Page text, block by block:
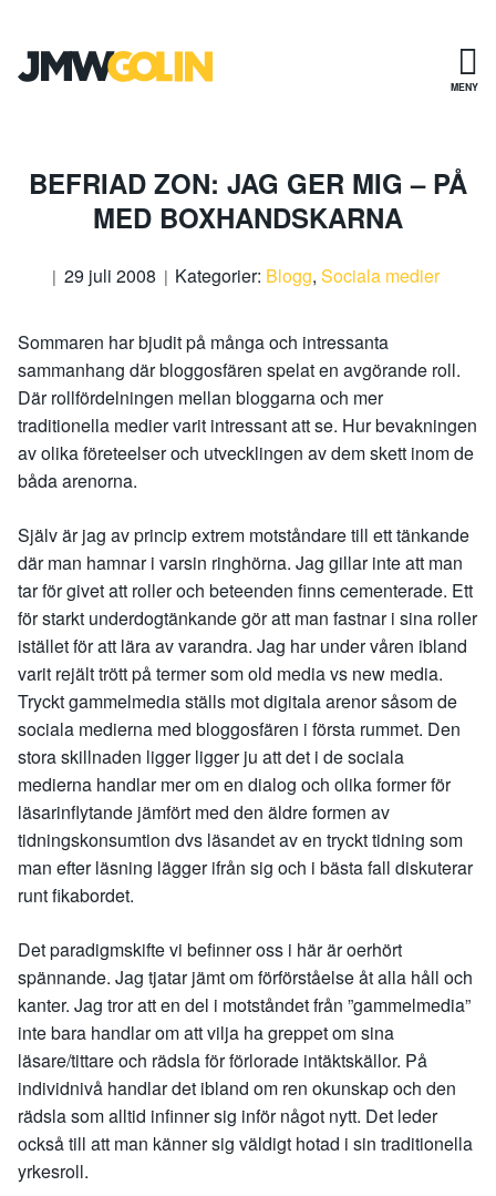
innehåll
MENY
BEFRIAD ZON: JAG GER MIG – PÅ
MED BOXHANDSKARNA
29 juli 2008 Kategorier: Blogg,Sociala medier
Sommaren har bjudit på många och intressanta
sammanhang där bloggosfären spelat en avgörande roll.
Där rollfördelningen mellan bloggarna och mer
traditionella medier varit intressant att se. Hur bevakningen
av olika företeelser och utvecklingen av dem skett inom de
båda arenorna.
Själv är jag av princip extrem motståndare till ett tänkande
där man hamnar i varsin ringhörna. Jag gillar inte att man
tar för givet att roller och beteenden finns cementerade. Ett
för starkt underdogtänkande gör att man fastnar i sina roller
istället för att lära av varandra. Jag har under våren ibland
varit rejält trött på termer som old media vs new media.
Tryckt gammelmedia ställs mot digitala arenor såsom de
sociala medierna med bloggosfären i första rummet. Den
stora skillnaden ligger ligger ju att det i de sociala
medierna handlar mer om en dialog och olika former för
läsarinflytande jämfört med den äldre formen av
tidningskonsumtion dvs läsandet av en tryckt tidning som
man efter läsning lägger ifrån sig och i bästa fall diskuterar
runt fikabordet.
Det paradigmskifte vi befinner oss i här är oerhört
spännande. Jag tjatar jämt om förförståelse åt alla håll och
kanter. Jag tror att en del i motståndet från ”gammelmedia”
inte bara handlar om att vilja ha greppet om sina
läsare/tittare och rädsla för förlorade intäktskällor. På
individnivå handlar det ibland om ren okunskap och den
rädsla som alltid infinner sig inför något nytt. Det leder
också till att man känner sig väldigt hotad i sin traditionella
yrkesroll.